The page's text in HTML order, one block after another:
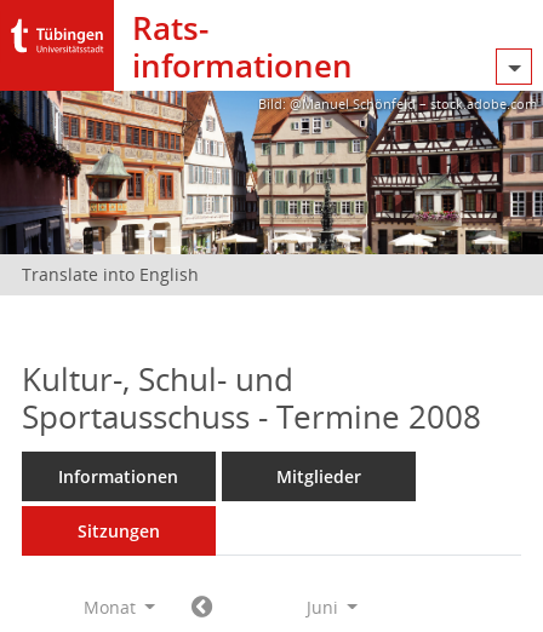
Rats­
informationen
Bild: @Manuel Schönfeld – stock.adobe.com
Translate into English
Kultur-, Schul- und
Sportausschuss - Termine 2008
Informationen Mitglieder
Sitzungen
Monat
Juni